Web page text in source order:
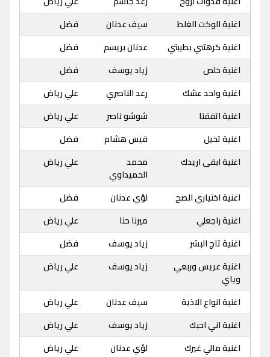
اغنية الوكت الغلط
سيف عدنان
فضل
اغنية كرهتني بطيبتي
عدنان بريسم
فضل
اغنية خلص
زياد يوسف
فضل
اغنية واحد عشك
رعد الناصري
علي رياض
اغنية اتفقنا
شوشو ناصر
علي رياض
اغنية تخيل
قيس هشام
فضل
اغنية ابقى اريدك
محمد
الحميداوي
علي رياض
اغنية اختياري الصح لؤي عدنان
فضل
اغنية راجعلي
ميرنا حنا
علي رياض
اغنية تاج البشر
زياد يوسف
فضل
اغنية عريس وربعي
وياي
زياد يوسف علي رياض
اغنية انواع الاذية سيف عدنان
علي رياض
اغنية اني احبك
زياد يوسف
علي رياض
اغنية مالي غيرك
لؤي عدنان
علي رياض